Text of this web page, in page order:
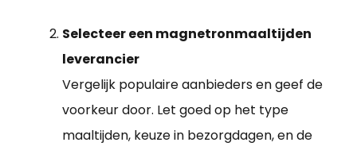
Selecteer een magnetronmaaltijden
leverancier
Vergelijk populaire aanbieders en geef de
voorkeur door. Let goed op het type
maaltijden, keuze in bezorgdagen, en de